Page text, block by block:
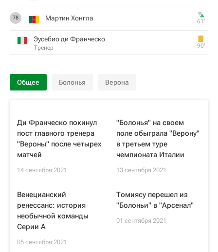
78 Мартин Хонгла 61‎’‎
Эусебио ди Франческо
Тренер 90‎’‎
Общее Болонья Верона
Ди Франческо покинул
пост главного тренера
"Вероны" после четырех
матчей
14 сентября 2021
"Болонья" на своем
поле обыграла "Верону"
в третьем туре
чемпионата Италии
13 сентября 2021
Венецианский
ренессанс: история
необычной команды
Серии А
05 сентября 2021
Томиясу перешел из
"Болоньи" в "Арсенал"
01 сентября 2021